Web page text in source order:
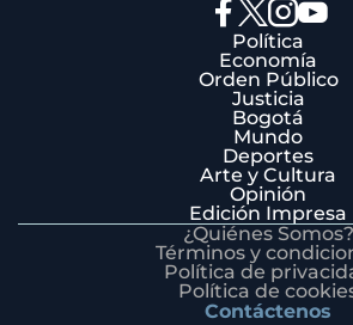
Política
Economía
Orden Público
Justicia
Bogotá
Mundo
Deportes
Arte y Cultura
Opinión
Edición Impresa
¿Quiénes Somos?
Términos y
Política de
Política de
Contáctenos